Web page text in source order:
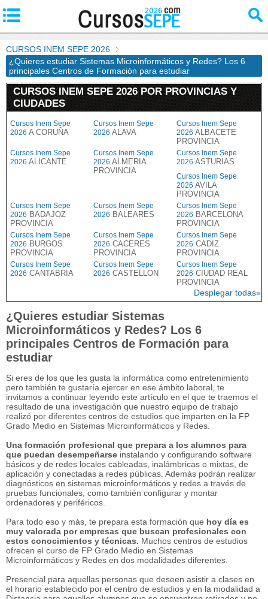
CURSOS INEM SEPE 2026
¿Quieres estudiar Sistemas Microinformáticos y Redes? Los 6
principales Centros de Formación para estudiar
CURSOS INEM SEPE 2026 POR PROVINCIAS Y
CIUDADES
Cursos Inem Sepe
2026 A CORUÑA
Cursos Inem Sepe
2026 ALAVA
Cursos Inem Sepe
2026 ALBACETE
PROVINCIA
Cursos Inem Sepe
2026 ALICANTE
Cursos Inem Sepe
2026 ALMERIA
PROVINCIA
Cursos Inem Sepe
2026 ASTURIAS
Cursos Inem Sepe
2026 AVILA
PROVINCIA
Cursos Inem Sepe
2026 BADAJOZ
PROVINCIA
Cursos Inem Sepe
2026 BALEARES
Cursos Inem Sepe
2026 BARCELONA
PROVINCIA
Cursos Inem Sepe
2026 BURGOS
PROVINCIA
Cursos Inem Sepe
2026 CACERES
PROVINCIA
Cursos Inem Sepe
2026 CADIZ
PROVINCIA
Cursos Inem Sepe
2026 CANTABRIA
Cursos Inem Sepe
2026 CASTELLON
Cursos Inem Sepe
2026 CIUDAD REAL
PROVINCIA
Desplegar todas»
¿Quieres estudiar Sistemas
Microinformáticos y Redes? Los 6
principales Centros de Formación para
estudiar
Si eres de los que les gusta la informática como entretenimiento
pero también te gustaría ejercer en ese ámbito laboral, te
invitamos a continuar leyendo este artículo en el que te traemos el
resultado de una investigación que nuestro equipo de trabajo
realizó por diferentes centros de estudios que imparten en la FP
Grado Medio en Sistemas Microinformáticos y Redes.
Una formación profesional que prepara a los alumnos para
que puedan desempeñarse instalando y configurando software
básicos y de redes locales cableadas, inalámbricas o mixtas, de
aplicación y conectadas a redes públicas. Además podrán realizar
diagnósticos en sistemas microinformáticos y redes a través de
pruebas funcionales, como también configurar y montar
ordenadores y periféricos.
Para todo eso y más, te prepara esta formación que hoy día es
muy valorada por empresas que buscan profesionales con
estos conocimientos y técnicas. Muchos centros de estudios
ofrecen el curso de FP Grado Medio en Sistemas
Microinformáticos y Redes en dos modalidades diferentes.
Presencial para aquellas personas que deseen asistir a clases en
el horario establecido por el centro de estudios y en la modalidad a